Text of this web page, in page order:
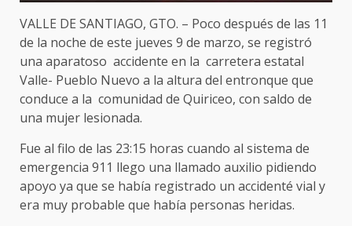
VALLE DE SANTIAGO, GTO. – Poco después de las 11
de la noche de este jueves 9 de marzo, se registró
una aparatoso accidente en la carretera estatal
Valle- Pueblo Nuevo a la altura del entronque que
conduce a la comunidad de Quiriceo, con saldo de
una mujer lesionada.
Fue al filo de las 23:15 horas cuando al sistema de
emergencia 911 llego una llamado auxilio pidiendo
apoyo ya que se había registrado un accidenté vial y
era muy probable que había personas heridas.